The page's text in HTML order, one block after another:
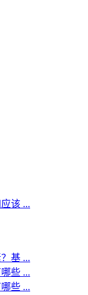
该 ...
基 ...
些 ...
些 ...